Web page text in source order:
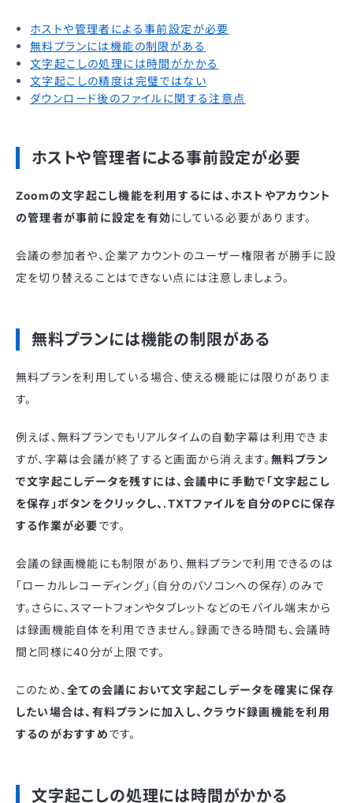
ホストや管理者による事前設定が必要
無料プランには機能の制限がある
文字起こしの処理には時間がかかる
文字起こしの精度は完璧ではない
ダウンロード後のファイルに関する注意点
ホストや管理者による事前設定が必要
Zoomの文字起こし機能を利用するには、ホストやアカウント
の管理者が事前に設定を有効にしている必要があります。
会議の参加者や、企業アカウントのユーザー権限者が勝手に設
定を切り替えることはできない点には注意しましょう。
無料プランには機能の制限がある
無料プランを利用している場合、使える機能には限りがありま
す。
例えば、無料プランでもリアルタイムの自動字幕は利用できま
すが、字幕は会議が終了すると画面から消えます。 無料プラン
で文字起こしデータを残すには、会議中に手動で「文字起こし
を保存」ボタンをクリックし、.TXTファイルを自分のPCに保存
する作業が必要です。
会議の録画機能にも制限があり、無料プランで利用できるのは
「ローカルレコーディング」（自分のパソコンへの保存）のみで
す。さらに、スマートフォンやタブレットなどのモバイル端末から
は録画機能自体を利用できません。録画できる時間も、会議時
間と同様に40分が上限です。
このため、全ての会議において文字起こしデータを確実に保存
したい場合は、有料プランに加入し、クラウド録画機能を利用
するのがおすすめです。
文字起こしの処理には時間がかかる